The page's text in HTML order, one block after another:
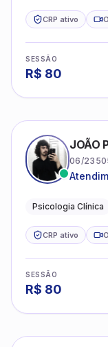
CRP ativo
SESSÃO
R$ 80
JOÃO
06/
Psicologia Clínica
CRP ativo
SESSÃO
R$ 80